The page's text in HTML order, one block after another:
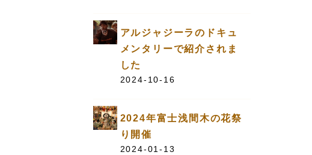
アルジャジーラのドキュ
メンタリーで紹介されま
した
2024-10-16
2024年富士浅間木の花祭
り開催
2024-01-13